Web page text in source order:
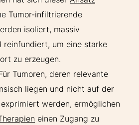
Tumor-infiltrierende
isoliert, massiv
reinfundiert, um eine starke
zu erzeugen.
Tumoren, deren relevante
liegen und nicht auf der
werden, ermöglichen
einen Zugang zu